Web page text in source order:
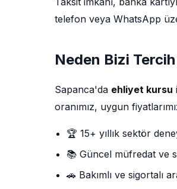
telefon veya WhatsApp
Neden Bizi
Sapanca'da ehliyet kursu
oranımız, uygun
🏆 15+ yıllık sektör
📚 Güncel müfredat ve
🚗 Bakımlı ve sigortalı